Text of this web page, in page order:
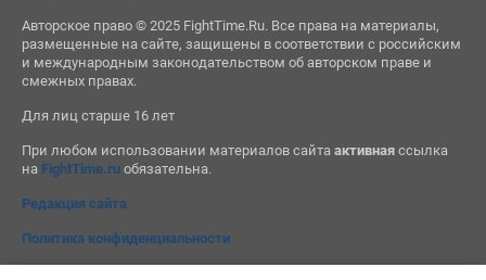
Авторское право © 2025 FightTime.Ru. Все права на материалы,
размещенные на сайте, защищены в соответствии с российским
и международным законодательством об авторском праве и
смежных правах.
Для лиц старше 16 лет
При любом использовании материалов сайта активнаяссылка
на FightTime.ruобязательна.
Редакция сайта
Политика конфиденциальности